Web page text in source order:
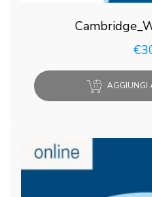
€
AGGIUNGI